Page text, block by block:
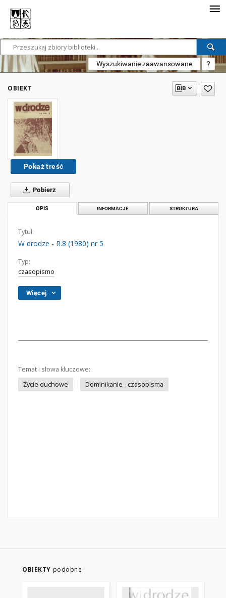
Wyszukiwanie zaawansowane ?
OBIEKT
Pokaż treść
Pobierz
OPIS INFORMACJE STRUKTURA
Tytuł:
W drodze - R.8 (1980) nr 5
Typ:
czasopismo
Więcej
Temat i słowa kluczowe:
Życie duchowe
Dominikanie - czasopisma
OBIEKTY podobne